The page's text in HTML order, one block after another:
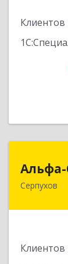
Серпухов